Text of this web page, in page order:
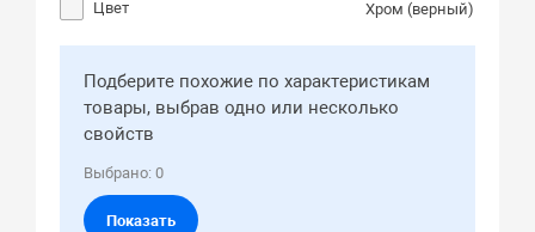
Цвет Хром (верный)
Подберите похожие по характеристикам
товары, выбрав одно или несколько
свойств
Выбрано:0
Показать